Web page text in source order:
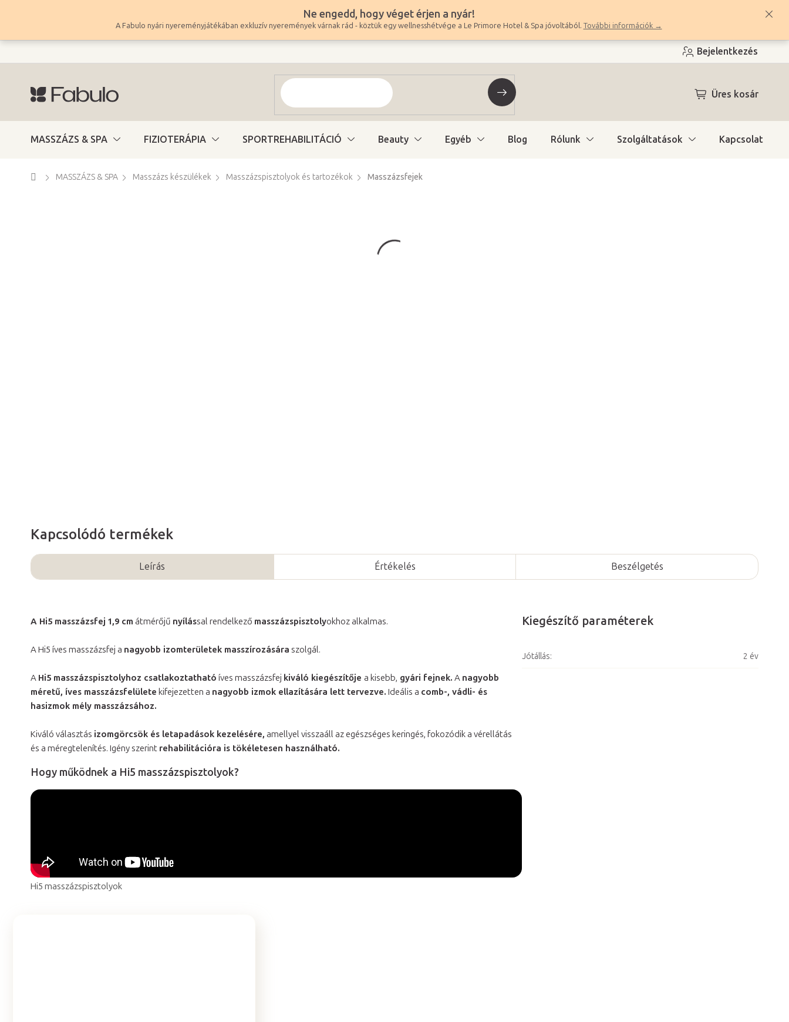
tartalomhoz
Ne engedd, hogy véget érjen a nyár!
A Fabulo nyári nyereményjátékában exkluzív nyeremények várnak rád - köztük egy wellnesshétvége a Le Primore Hotel & Spa jóvoltából. További információk →
Bejelentkezés
KOSÁR
Üres kosár
MASSZÁZS & SPA FIZIOTERÁPIA SPORTREHABILITÁCIÓ Beauty Egyéb Blog Rólunk Szolgáltatások Kapcsolat
Kezdőlap
MASSZÁZS & SPA Masszázs készülékek Masszázspisztolyok és tartozékok Masszázsfejek
Kapcsolódó termékek
Leírás Értékelés Beszélgetés
A Hi5 masszázsfej 1,9 cm átmérőjű nyílással rendelkező masszázspisztolyokhoz alkalmas.
A Hi5 íves masszázsfej a nagyobb izomterületek masszírozására szolgál.
A Hi5 masszázspisztolyhoz csatlakoztatható íves masszázsfej kiváló kiegészítője a kisebb, gyári fejnek. A nagyobb
méretű, íves masszázsfelülete kifejezetten a nagyobb izmok ellazítására lett tervezve. Ideális a comb-, vádli- és
hasizmok mély masszázsához.
Kiváló választás izomgörcsök és letapadások kezelésére, amellyel visszaáll az egészséges keringés, fokozódik a vérellátás
és a méregtelenítés. Igény szerint rehabilitációra is tökéletesen használható.
Hogy működnek a Hi5 masszázspisztolyok?
Hi5 masszázspisztolyok
Kiegészítő paraméterek
Jótállás: 2 év